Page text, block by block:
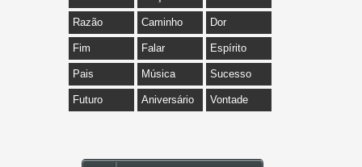
Razão Caminho Dor
Fim Falar Espírito
Pais Música Sucesso
Futuro Aniversário Vontade